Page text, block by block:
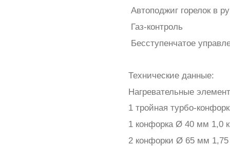
Автоподжиг горелок в
Газ-контроль
Бесступенчатое
Технические данные:
Нагревательные
1 тройная турбо-
1 конфорка Ø 40 мм 1,0
2 конфорки Ø 65 мм 1,75